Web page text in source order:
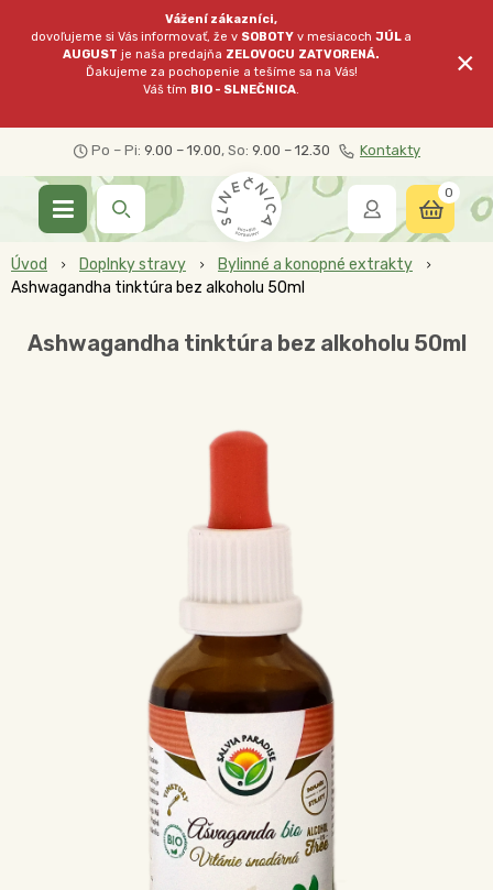
Vážení zákazníci,
dovoľujeme si Vás informovať, že v SOBOTY v mesiacochJÚL a
AUGUST je naša predajňa ZELOVOCU ZATVORENÁ.
Ďakujeme za pochopenie a tešíme sa na Vás!
Váš tím BIO - SLNEČNICA.
×
Po – Pi: 9.00 – 19.00, So: 9.00 – 12.30 Kontakty
0
Úvod Doplnky stravy
Bylinné a konopné extrakty
Ashwagandha tinktúra bez alkoholu 50ml
Ashwagandha tinktúra bez alkoholu 50ml